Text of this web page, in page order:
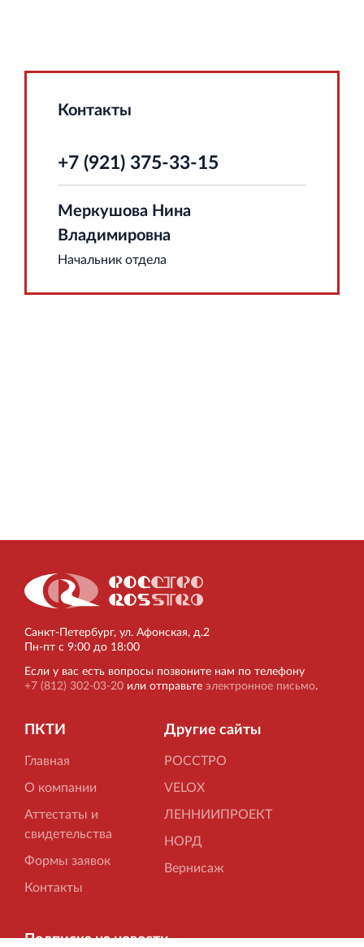
Контакты
+7 (921) 375-33-15
Меркушова Нина
Владимировна
Начальник отдела
Санкт‐Петербург, ул. Афонская, д.2
Пн‐пт с 9:00 до 18:00
Если у вас есть вопросы позвоните нам по телефону
+7 (812) 302-03-20 или отправьте электронное письмо.
ПКТИ
Главная
О компании
Аттестаты и
свидетельства
Формы заявок
Контакты
Другие сайты
РОССТРО
VELOX
ЛЕННИИПРОЕКТ
НОРД
Вернисаж
Подписка на новости